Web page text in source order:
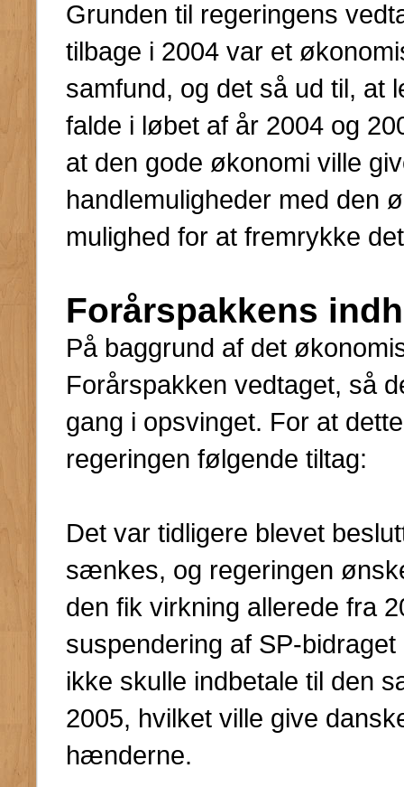
Grunden til regeringens
tilbage i 2004 var et
samfund, og det så ud til, at
falde i løbet af år 2004 og
at den gode økonomi ville
handlemuligheder med den
mulighed for at fremrykke
Forårspakkens
På baggrund af det
Forårspakken vedtaget, så
gang i opsvinget. For at
regeringen følgende tiltag:
Det var tidligere blevet
sænkes, og regeringen
den fik virkning allerede fra
suspendering af SP-
ikke skulle indbetale til den
2005, hvilket ville give
hænderne.